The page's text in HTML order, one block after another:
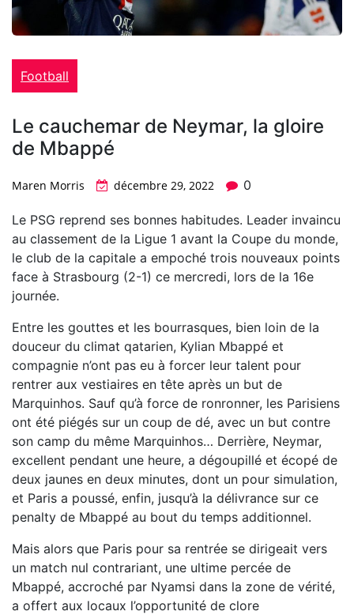
Football
Le cauchemar de Neymar, la gloire
de Mbappé
Maren Morris décembre 29, 2022 0
Le PSG reprend ses bonnes habitudes. Leader invaincu
au classement de la Ligue 1 avant la Coupe du monde,
le club de la capitale a empoché trois nouveaux points
face à Strasbourg (2-1) ce mercredi, lors de la 16e
journée.
Entre les gouttes et les bourrasques, bien loin de la
douceur du climat qatarien, Kylian Mbappé et
compagnie n’ont pas eu à forcer leur talent pour
rentrer aux vestiaires en tête après un but de
Marquinhos. Sauf qu’à force de ronronner, les Parisiens
ont été piégés sur un coup de dé, avec un but contre
son camp du même Marquinhos… Derrière, Neymar,
excellent pendant une heure, a dégoupillé et écopé de
deux jaunes en deux minutes, dont un pour simulation,
et Paris a poussé, enfin, jusqu’à la délivrance sur ce
penalty de Mbappé au bout du temps additionnel.
Mais alors que Paris pour sa rentrée se dirigeait vers
un match nul contrariant, une ultime percée de
Mbappé, accroché par Nyamsi dans la zone de vérité,
a offert aux locaux l’opportunité de clore